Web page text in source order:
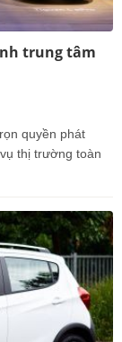
trung tâm
quyền phát
thị trường toàn